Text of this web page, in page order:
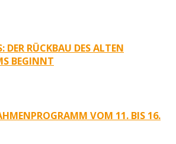
DER RÜCKBAU DES ALTEN
BEGINNT
VOM 11. BIS 16.